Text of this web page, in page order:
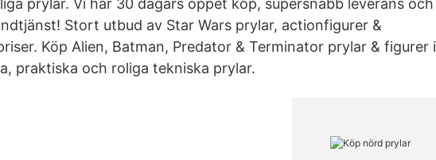
prylar. Vi har 30 dagars öppet köp, supersnabb leverans och
Stort utbud av Star Wars prylar, actionfigurer &
Köp Alien, Batman, Predator & Terminator prylar & figurer i
praktiska och roliga tekniska prylar.